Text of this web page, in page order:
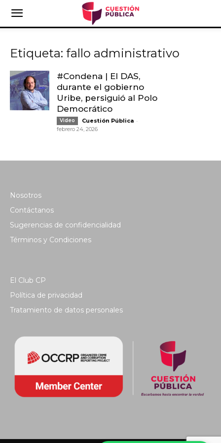
Etiqueta: fallo administrativo
#Condena | El DAS,
durante el gobierno
Uribe, persiguió al Polo
Democrático
Video Cuestión Pública -
febrero 24, 2026
Nosotros
Contáctanos
Sugerencias de confidencialidad
Términos y Condiciones
El Club CP
Política de privacidad
Tratamiento de datos personales